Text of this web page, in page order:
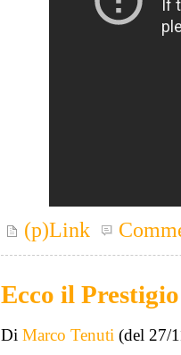
(p)Link
Ecco il
Di Marco Tenuti (del 27/